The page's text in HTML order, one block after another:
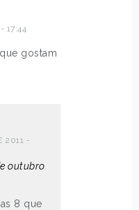
17:44
gostam
2011 -
outubro
8 que